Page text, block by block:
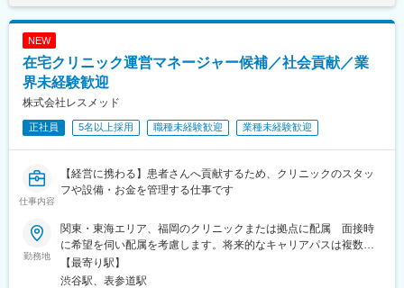
消される環境です。
※千葉県・茨城県エリアの病院へ配属予定
■やりがい：
・医療機関の課題やお困りごとの解決により、医療従事者が患者
様に向き合う時間が増え、患者様への貢献につながります。
・医療の最前線で働く方からの信頼と期待に応え、感謝される瞬
間は、日本の医療を支える存在であることを実感します。
変更の範囲：会社の定める業務
※医療材料とは？：注射やガーゼなど病院で使用される材料
医療材料の価格は、地域や病院の間で大きなばらつきがため、当
【実施内容】
・コストが低い製品を採用するために、ドクターなど医療スタッ
フへの提案
※医療スタッフの意向を確認し、コストとのバランスを鑑みて、改
善に向けた提案・各所の調整を行います
NEW
在宅クリニック運営マネージャー候補／社会貢献／業
界未経験歓迎
株式会社レスメッド
正社員 5名以上採用 職種未経験歓迎 業種未経験歓迎
仕事内容
【経営に携わる】患者さんへ貢献するため、クリニックのスタッ
フや設備・お金を管理する仕事です
勤務地
関東・東海エリア、福岡のクリニックまたは拠点に配属 面接時
に希望を伺い配属を考慮します。将来的なキャリアパスは複数の
クリニックを統括するエリアマネージャーとなるため、転勤の可
能性があります。〈既存クリニック〉次世代のマネージャー、サ
【最寄り駅】
渋谷駅、表参道駅